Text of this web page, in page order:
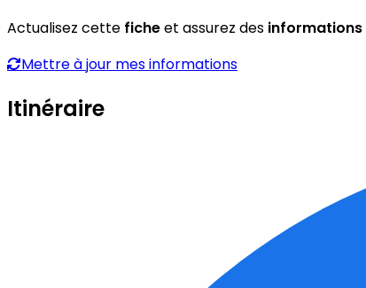
Actualisez cette ficheet assurez des informations
Mettre à jour mes informations
Itinéraire